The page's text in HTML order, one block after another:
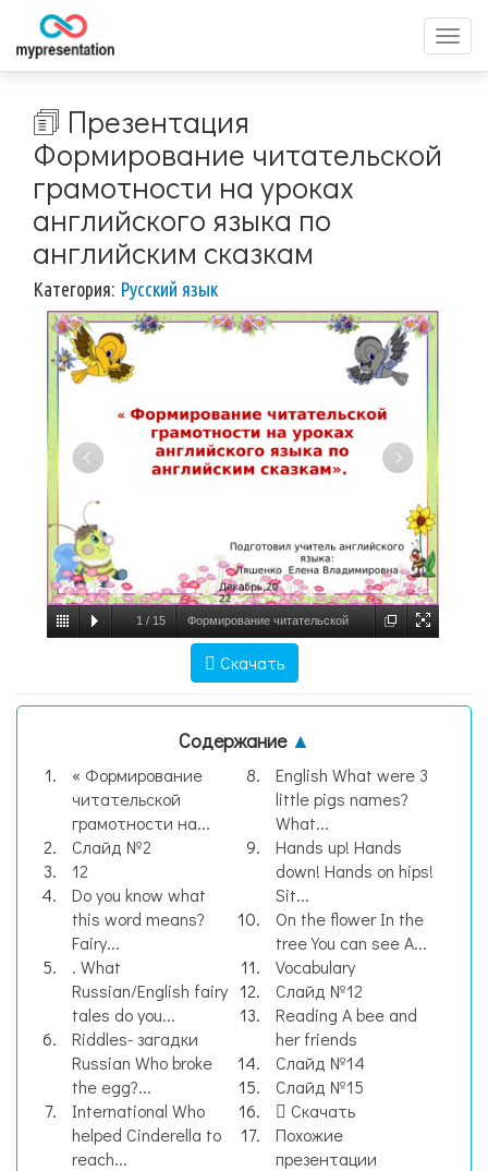
меню
🗊 Презентация
Формирование читательской
грамотности на уроках
английского языка по
английским сказкам
Категория: Русский язык
1 / 15 Формирование читательской
по английским сказкам, слайд №1
Скачать
Содержание ▲
« Формирование
читательской
грамотности на...
Слайд №2
12
Do you know what
this word means?
Fairy...
. What
Russian/English fairy
tales do you...
Riddles- загадки
Russian Who broke
the egg?...
International Who
helped Cinderella to
reach...
English What were 3
little pigs names?
What...
Hands up! Hands
down! Hands on hips!
Sit...
On the flower In the
tree You can see A...
Vocabulary
Слайд №12
Reading A bee and
her friends
Слайд №14
Слайд №15
Скачать
Похожие
презентации